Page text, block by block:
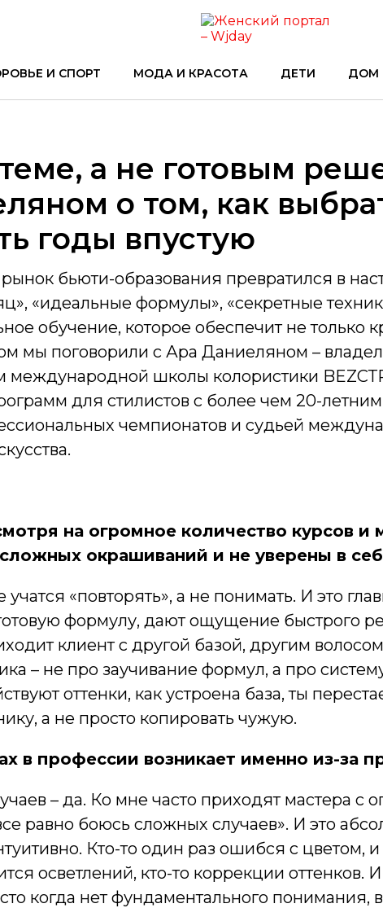
И СПОРТ МОДА И КРАСОТА ДЕТИ ДОМ
а не готовым
о том, как
годы впустую
бьюти-образования превратился в
«идеальные формулы», «секретные
обучение, которое обеспечит не только
мы поговорили с Ара Даниеляном –
международной школы колористики
для стилистов с более чем 20-
чемпионатов и судьей
на огромное количество курсов и
окрашиваний и не уверены в
учатся «повторять», а не понимать. И это
формулу, дают ощущение быстрого
клиент с другой базой, другим
– не про заучивание формул, а про
оттенки, как устроена база, ты
а не просто копировать чужую.
в профессии возникает именно из-за
– да. Ко мне часто приходят мастера с
равно боюсь сложных случаев». И это
Кто-то один раз ошибся с цветом,
осветлений, кто-то коррекции оттенков.
когда нет фундаментального понимания,